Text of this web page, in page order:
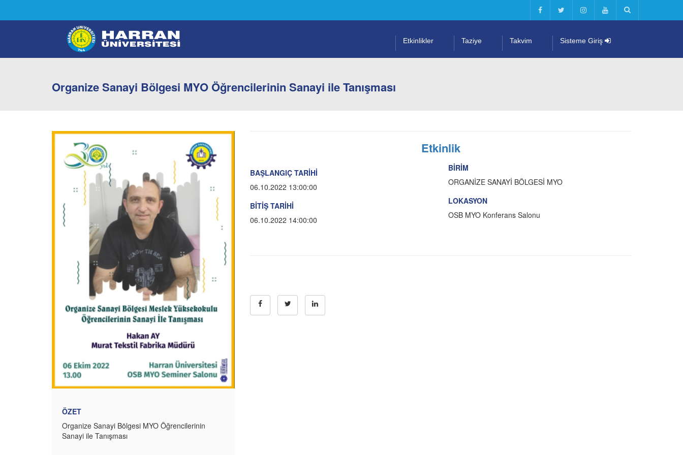
Etkinlikler Taziye Takvim Sisteme Giriş
Organize Sanayi Bölgesi MYO Öğrencilerinin Sanayi ile Tanışması
ÖZET
Organize Sanayi Bölgesi MYO Öğrencilerinin
Sanayi ile Tanışması
Etkinlik
BAŞLANGIÇ TARİHİ
06.10.2022 13:00:00
BİTİŞ TARİHİ
06.10.2022 14:00:00
BİRİM
ORGANİZE SANAYİ BÖLGESİ MYO
LOKASYON
OSB MYO Konferans Salonu